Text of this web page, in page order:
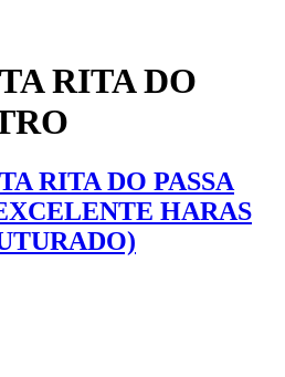
RITA DO
RITA DO PASSA
HARAS